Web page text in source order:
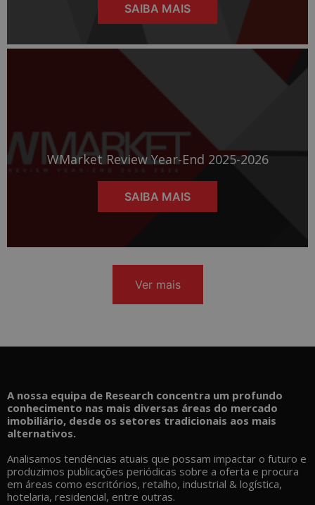
SAIBA MAIS
WMarket Review Year-End 2025-2026
SAIBA MAIS
Ver mais
A nossa equipa de Research concentra um profundo
conhecimento nas mais diversas áreas do mercado
imobiliário, desde os setores tradicionais aos mais
alternativos.
Analisamos tendências atuais que possam impactar o futuro e
produzimos publicações periódicas sobre a oferta e procura
em áreas como escritórios, retalho, industrial & logística,
hotelaria, residencial, entre outras.